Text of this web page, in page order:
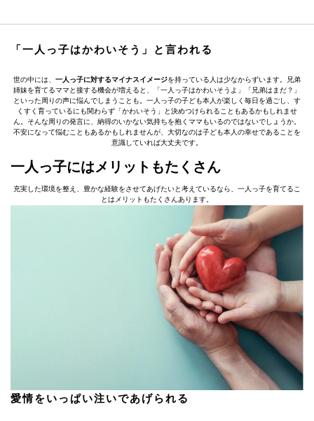
「一人っ子はかわいそう」と言われる
世の中には、 一人っ子に対するマイナスイメージを持っている人は少なからずいます。兄弟
姉妹を育てるママと接する機会が増えると、「一人っ子はかわいそうよ」「兄弟はまだ？」
といった周りの声に悩んでしまうことも。一人っ子の子ども本人が楽しく毎日を過ごし、す
くすく育っているにも関わらず「かわいそう」と決めつけられることもあるかもしれませ
ん。そんな周りの発言に、納得のいかない気持ちを抱くママもいるのではないでしょうか。
不安になって悩むこともあるかもしれませんが、大切なのは子ども本人の幸せであることを
意識していれば大丈夫です。
一人っ子にはメリットもたくさん
充実した環境を整え、豊かな経験をさせてあげたいと考えているなら、一人っ子を育てるこ
とはメリットもたくさんあります。
愛情をいっぱい注いであげられる